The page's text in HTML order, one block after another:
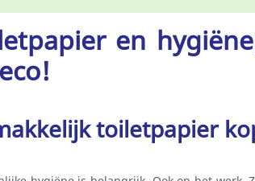
en
toiletpapier